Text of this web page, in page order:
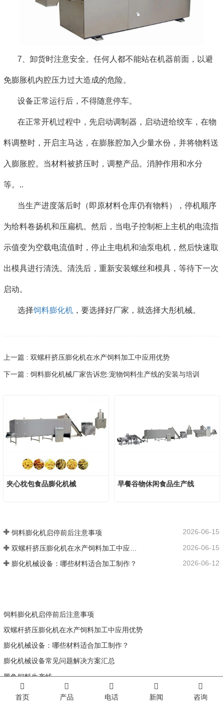
7、卸货时注意安全。任何人都不能站在机器前面，以避
免膨胀机内腔压力过大造成的危险。
设备正常运行后，不得随意停车。
在正常开机过程中，先启动调制器，启动进给绞车，在物
料调整时，开启主马达，在膨胀腔加入少量水份，并将物料送
入膨胀腔。当材料被挤压时，调整产品。消肿作用和水分
等。..
当生产进度落后时（即原材料仓库仍有物料），停机顺序
为给料卷扬机和压扁机。然后，当电子控制柜上主机的电流指
示值变为空载电流值时，停止主电机和油泵电机，然后快速取
出模具进行清洗。清洗后，重新安装螺丝和模具，等待下一次
启动。
选择饲料膨化机 ，要选择好厂家，就选择大彤机械。
上一篇 : 双螺杆挤压膨化机在水产饲料加工中应用优势
下一篇 : 饲料膨化机械厂家告诉您:宠物饲料生产线的安装与培训
夹心枕包食品膨化机械 早餐谷物休闲食品生产线
饲料膨化机启停前后注意事项 2026-06-15
2026-06-15
膨化机械设备：哪些材料适合加工制作？ 2026-06-12
饲料膨化机启停前后注意事项
双螺杆挤压膨化机在水产饲料加工中应用优势
膨化机械设备：哪些材料适合加工制作？
膨化机械设备常见问题解决方案汇总
黑鱼饲料生产线
首页 产品 电话 新闻 咨询